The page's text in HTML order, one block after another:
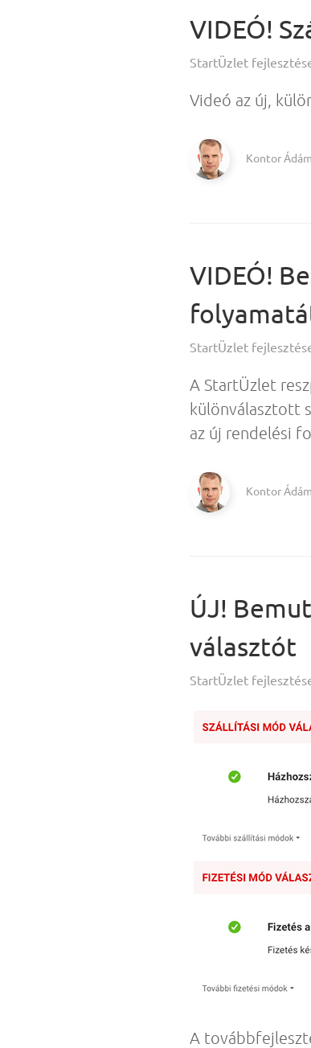
VIDEÓ!
StartÜzlet
Videó az új,
Kontor Ádám
VIDEÓ!
StartÜzlet
A StartÜzlet
különválasztott
az új rendelési
Kontor Ádám
ÚJ!
választót
StartÜzlet
A